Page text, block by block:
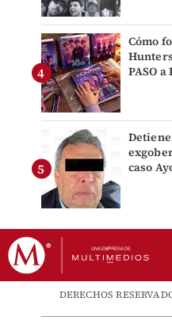
Cómo
PASO a
caso
DERECHOS